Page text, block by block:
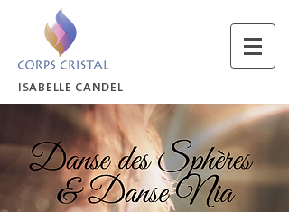
ISABELLE CANDEL